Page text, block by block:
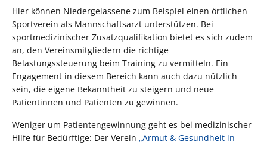
Hier können Niedergelassene zum Beispiel einen örtlichen
Sportverein als Mannschaftsarzt unterstützen. Bei
sportmedizinischer Zusatzqualifikation bietet es sich zudem
an, den Vereinsmitgliedern die richtige
Belastungssteuerung beim Training zu vermitteln. Ein
Engagement in diesem Bereich kann auch dazu nützlich
sein, die eigene Bekanntheit zu steigern und neue
Patientinnen und Patienten zu gewinnen.
Weniger um Patientengewinnung geht es bei medizinischer
Hilfe für Bedürftige: Der Verein „Armut & Gesundheit in